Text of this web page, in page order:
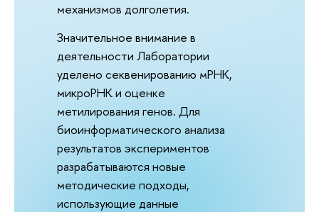
механизмов долголетия.
Значительное внимание в
деятельности Лаборатории
уделено секвенированию мРНК,
микроРНК и оценке
метилирования генов. Для
биоинформатического анализа
результатов экспериментов
разрабатываются новые
методические подходы,
использующие данные